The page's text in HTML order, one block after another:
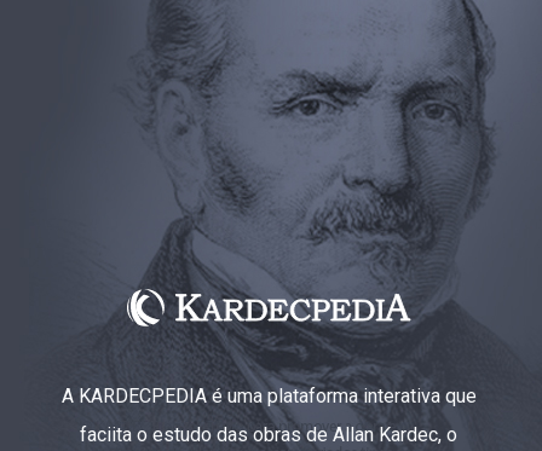
A KARDECPEDIA é uma plataforma interativa que
faciita o estudo das obras de Allan Kardec, o